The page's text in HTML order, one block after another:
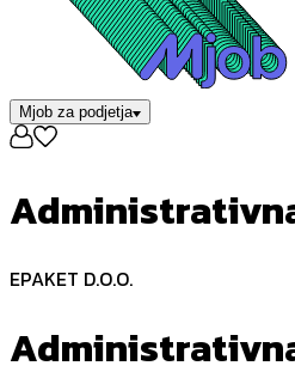
Mjob za podjetja
EPAKET D.O.O.